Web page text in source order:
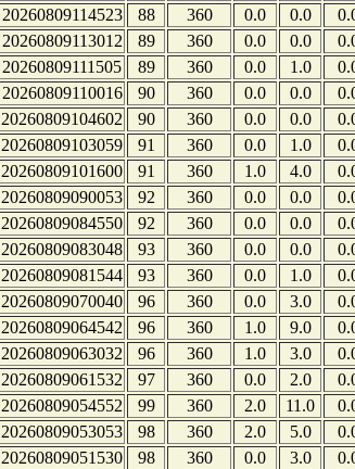
20260809114523
88 360 0.0 0.0
20260809113012
89 360 0.0 0.0
20260809111505
89 360 0.0 1.0
20260809110016
90 360 0.0 0.0
20260809104602
90 360 0.0 0.0
20260809103059
91 360 0.0 1.0
20260809101600
91 360 1.0 4.0
20260809090053
92 360 0.0 0.0
20260809084550
92 360 0.0 0.0
20260809083048
93 360 0.0 0.0
20260809081544
93 360 0.0 1.0
20260809070040
96 360 0.0 3.0
20260809064542
96 360 1.0 9.0
20260809063032
96 360 1.0 3.0
20260809061532
97 360 0.0 2.0
20260809054552
99 360 2.0 11.0
20260809053053
98 360 2.0 5.0
20260809051530
98 360 0.0 3.0